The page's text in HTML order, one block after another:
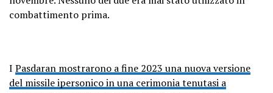
combattimento prima.
I Pasdaran mostrarono a fine 2023 una nuova versione
del missile ipersonico in una cerimonia tenutasi a